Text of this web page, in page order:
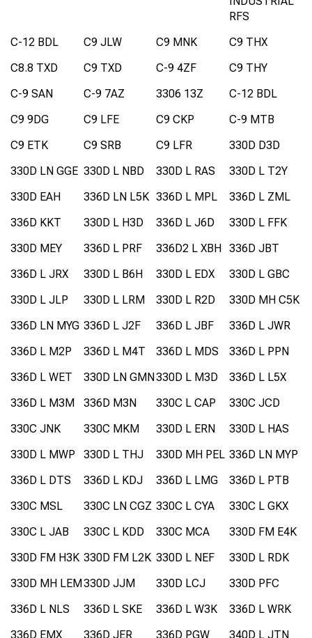
RFS
C-12 BDL
C9 JLW C9 MNK
C9 THX
C8.8 TXD
C9 TXD C-9 4ZF
C9 THY
C-9 SAN
C-9 7AZ 3306 13Z
C-12 BDL
C9 9DG
C9 LFE C9 CKP
C-9 MTB
C9 ETK
C9 SRB C9 LFR
330D D3D
330D LN GGE 330D L NBD 330D L RAS
330D L T2Y
330D EAH
336D LN L5K 336D L MPL
336D L ZML
336D KKT
330D L H3D 336D L J6D
330D L FFK
330D MEY
336D L PRF 336D2 L XBH 336D JBT
336D L JRX
330D L B6H 330D L EDX
330D L GBC
330D L JLP
330D L LRM 330D L R2D
330D MH C5K
336D LN MYG 336D L J2F 336D L JBF
336D L JWR
336D L M2P
336D L M4T 336D L MDS
336D L PPN
336D L WET
330D LN GMN330D L M3D
336D L L5X
336D L M3M
336D M3N 330C L CAP
330C JCD
330C JNK
330C MKM 330D L ERN
330D L HAS
330D L MWP
330D L THJ 330D MH PEL 336D LN MYP
336D L DTS
336D L KDJ 336D L LMG
336D L PTB
330C MSL
330C LN CGZ 330C L CYA
330C L GKX
330C L JAB
330C L KDD 330C MCA
330D FM E4K
330D FM H3K 330D FM L2K 330D L NEF
330D L RDK
330D MH LEM330D JJM 330D LCJ
330D PFC
336D L NLS
336D L SKE 336D L W3K
336D L WRK
336D EMX
336D JER 336D PGW
340D L JTN